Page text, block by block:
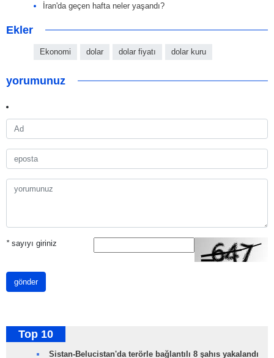
İran'da geçen hafta neler yaşandı?
Ekler
Ekonomi dolar dolar fiyatı dolar kuru
yorumunuz
*sayıyı giriniz
gönder
Top 10
Sistan-Belucistan'da terörle bağlantılı 8 şahıs yakalandı